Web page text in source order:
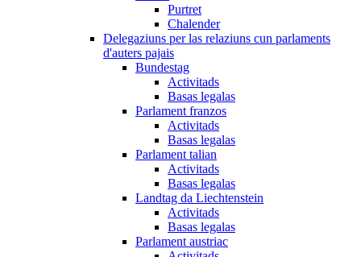
Purtret
Chalender
Delegaziuns per las relaziuns cun parlaments
d'auters pajais
Bundestag
Activitads
Basas legalas
Parlament franzos
Activitads
Basas legalas
Parlament talian
Activitads
Basas legalas
Landtag da Liechtenstein
Activitads
Basas legalas
Parlament austriac